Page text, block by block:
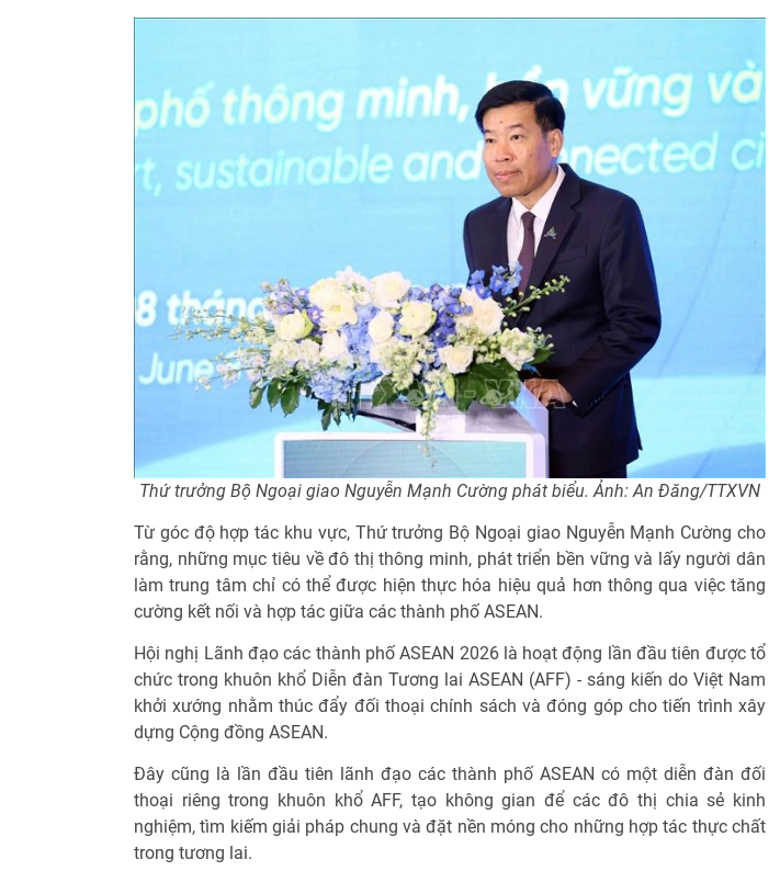
Thứ trưởng Bộ Ngoại giao Nguyễn Mạnh Cường phát biểu. Ảnh: An Đăng/TTXVN
Từ góc độ hợp tác khu vực, Thứ trưởng Bộ Ngoại giao Nguyễn Mạnh Cường cho
rằng, những mục tiêu về đô thị thông minh, phát triển bền vững và lấy người dân
làm trung tâm chỉ có thể được hiện thực hóa hiệu quả hơn thông qua việc tăng
cường kết nối và hợp tác giữa các thành phố ASEAN.
Hội nghị Lãnh đạo các thành phố ASEAN 2026 là hoạt động lần đầu tiên được tổ
chức trong khuôn khổ Diễn đàn Tương lai ASEAN (AFF) - sáng kiến do Việt Nam
khởi xướng nhằm thúc đẩy đối thoại chính sách và đóng góp cho tiến trình xây
dựng Cộng đồng ASEAN.
Đây cũng là lần đầu tiên lãnh đạo các thành phố ASEAN có một diễn đàn đối
thoại riêng trong khuôn khổ AFF, tạo không gian để các đô thị chia sẻ kinh
nghiệm, tìm kiếm giải pháp chung và đặt nền móng cho những hợp tác thực chất
trong tương lai.